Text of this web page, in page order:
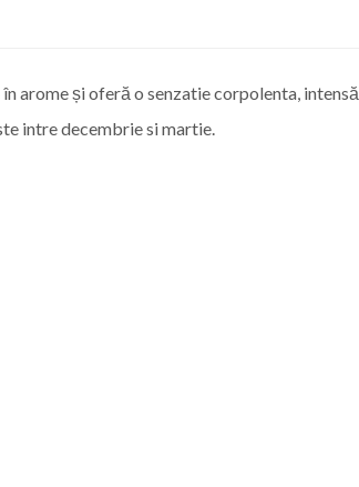
arome și oferă o senzatie corpolenta, intensă.
intre decembrie si martie.